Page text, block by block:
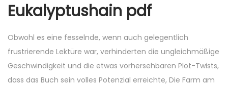
Eukalyptushain pdf
Obwohl es eine fesselnde, wenn auch gelegentlich
frustrierende Lektüre war, verhinderten die ungleichmäßige
Geschwindigkeit und die etwas vorhersehbaren Plot-Twists,
dass das Buch sein volles Potenzial erreichte, Die Farm am